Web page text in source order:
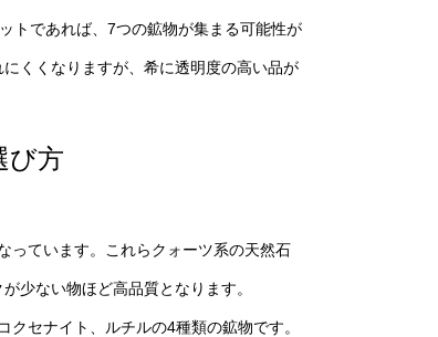
トであれば、7つの鉱物が集まる可能性が
くくなりますが、希に透明度の高い品が
び方
っています。これらクォーツ系の天然石
少ない物ほど高品質となります。
セナイト、ルチルの4種類の鉱物です。